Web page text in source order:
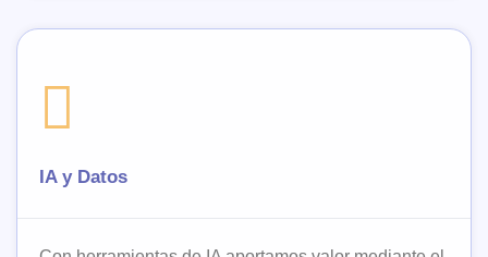
IA y Datos